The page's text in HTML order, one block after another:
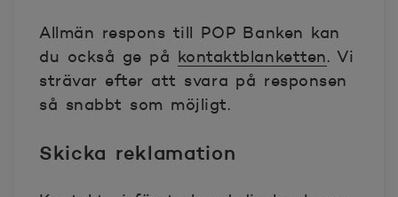
Allmän respons till POP Banken kan
du också ge på kontaktblanketten. Vi
strävar efter att svara på responsen
så snabbt som möjligt.
Skicka reklamation